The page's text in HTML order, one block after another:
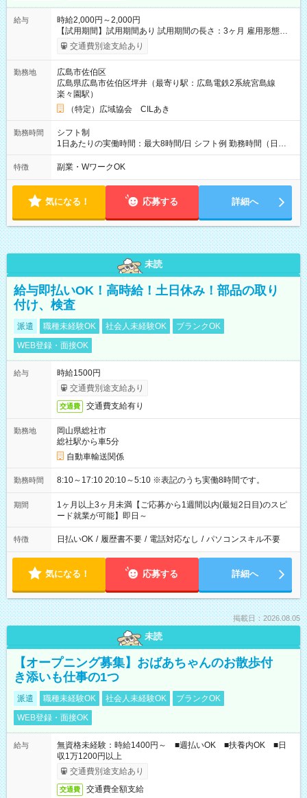
給与
時給2,000円～2,000円
【試用期間】試用期間あり 試用期間の長さ：3ヶ月 雇用形態、
給与は本採用時と同じです。
交通費別途支給あり
勤務地
広島市佐伯区
広島県広島市佐伯区坪井（最寄り駅：広島電鉄2系統宮島線
楽々園駅）
（特定）広域協会 CILあき
勤務時間
シフト制
1日あたりの実働時間：最大8時間/日 シフト例 勤務時間（日
勤）・8時～18時 （実働時間8時間 待機休憩2時間）（日勤1回
あたりの給与 2万円）
特徴 副業・WワークOK
気になる！ 応募する 詳細へ
未読
給与即払いOK！高時給！土日休み！部品の取り
付け、検査
派遣 職種未経験OK 社会人未経験OK
ブランクOK
WEB登録・面接OK
給与
時給1500円
交通費別途支給あり
交通費 交通費支給有り
勤務地
岡山県総社市
総社駅から車5分
自動車輸送関係
勤務時間 8:10～17:10 20:10～5:10 ※表記のうち実働8時間です。
期間
1ヶ月以上3ヶ月未満【ご応募から1週間以内(最短2日目)のスピ
ード就業が可能】即日～
特徴 日払いOK / 履歴書不要 / 電話対応なし / パソコンスキル不要
気になる！ 応募する 詳細へ
掲載日：2026.08.05
未読
【オープニング募集】おばあちゃんのお散歩付
き添いも仕事の1つ
派遣 職種未経験OK 社会人未経験OK
ブランクOK
WEB登録・面接OK
給与
無資格未経験：時給1400円～ ■週払いOK ■扶養内OK ■日
収1万1200円以上
交通費別途支給あり
交通費 交通費全額支給